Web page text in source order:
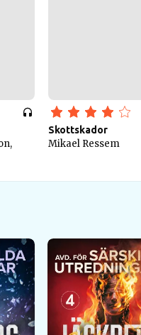
Skottskador
Mikael Ressem